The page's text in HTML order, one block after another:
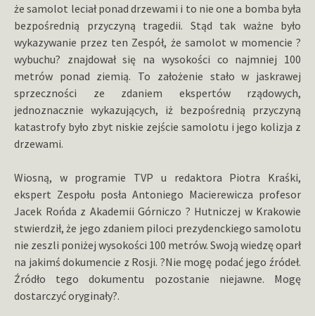
że samolot leciał ponad drzewami i to nie one a bomba była
bezpośrednią przyczyną tragedii. Stąd tak ważne było
wykazywanie przez ten Zespół, że samolot w momencie ?
wybuchu? znajdował się na wysokości co najmniej 100
metrów ponad ziemią. To założenie stało w jaskrawej
sprzeczności ze zdaniem ekspertów rządowych,
jednoznacznie wykazujących, iż bezpośrednią przyczyną
katastrofy było zbyt niskie zejście samolotu i jego kolizja z
drzewami.
Wiosną, w programie TVP u redaktora Piotra Kraśki,
ekspert Zespołu posła Antoniego Macierewicza profesor
Jacek Rońda z Akademii Górniczo ? Hutniczej w Krakowie
stwierdził, że jego zdaniem piloci prezydenckiego samolotu
nie zeszli poniżej wysokości 100 metrów. Swoją wiedzę oparł
na jakimś dokumencie z Rosji. ?Nie mogę podać jego źródeł.
Źródło tego dokumentu pozostanie niejawne. Mogę
dostarczyć oryginały?.